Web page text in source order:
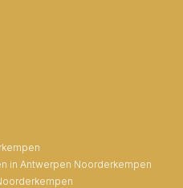
in Antwerpen Noorderkempen